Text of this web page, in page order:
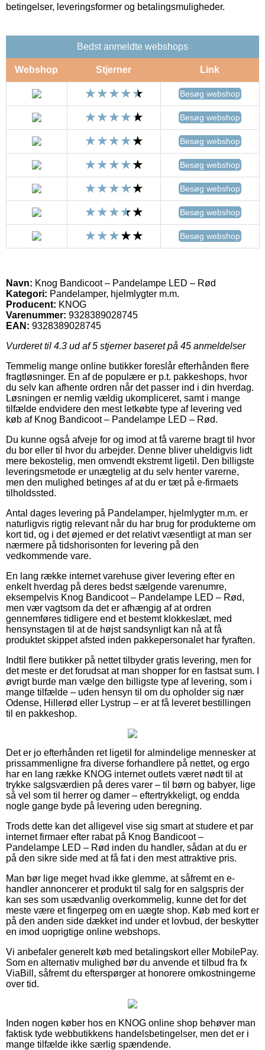
betingelser, leveringsformer og betalingsmuligheder.
Bedst anmeldte webshops
Webshop Stjerner Link
Besøg webshop
Besøg webshop
Besøg webshop
Besøg webshop
Besøg webshop
Besøg webshop
Besøg webshop
Navn: Knog Bandicoot – Pandelampe LED – Rød
Kategori: Pandelamper, hjelmlygter m.m.
Producent: KNOG
Varenummer: 9328389028745
EAN: 9328389028745
Vurderet til 4.3 ud af 5 stjerner baseret på 45 anmeldelser
Temmelig mange online butikker foreslår efterhånden flere
fragtløsninger. En af de populære er p.t. pakkeshops, hvor
du selv kan afhente ordren når det passer ind i din hverdag.
Løsningen er nemlig vældig ukompliceret, samt i mange
tilfælde endvidere den mest letkøbte type af levering ved
køb af Knog Bandicoot – Pandelampe LED – Rød.
Du kunne også afveje for og imod at få varerne bragt til hvor
du bor eller til hvor du arbejder. Denne bliver uheldigvis lidt
mere bekostelig, men omvendt ekstremt ligetil. Den billigste
leveringsmetode er unægtelig at du selv henter varerne,
men den mulighed betinges af at du er tæt på e-firmaets
tilholdssted.
Antal dages levering på Pandelamper, hjelmlygter m.m. er
naturligvis rigtig relevant når du har brug for produkterne om
kort tid, og i det øjemed er det relativt væsentligt at man ser
nærmere på tidshorisonten for levering på den
vedkommende vare.
En lang række internet varehuse giver levering efter en
enkelt hverdag på deres bedst sælgende varenumre,
eksempelvis Knog Bandicoot – Pandelampe LED – Rød,
men vær vagtsom da det er afhængig af at ordren
gennemføres tidligere end et bestemt klokkeslæt, med
hensynstagen til at de højst sandsynligt kan nå at få
produktet skippet afsted inden pakkepersonalet har fyraften.
Indtil flere butikker på nettet tilbyder gratis levering, men for
det meste er det forudsat at man shopper for en fastsat sum. I
øvrigt burde man vælge den billigste type af levering, som i
mange tilfælde – uden hensyn til om du opholder sig nær
Odense, Hillerød eller Lystrup – er at få leveret bestillingen
til en pakkeshop.
Det er jo efterhånden ret ligetil for almindelige mennesker at
prissammenligne fra diverse forhandlere på nettet, og ergo
har en lang række KNOG internet outlets været nødt til at
trykke salgsværdien på deres varer – til børn og babyer, lige
så vel som til herrer og damer – eftertrykkeligt, og endda
nogle gange byde på levering uden beregning.
Trods dette kan det alligevel vise sig smart at studere et par
internet firmaer efter rabat på Knog Bandicoot –
Pandelampe LED – Rød inden du handler, sådan at du er
på den sikre side med at få fat i den mest attraktive pris.
Man bør lige meget hvad ikke glemme, at såfremt en e-
handler annoncerer et produkt til salg for en salgspris der
kan ses som usædvanlig overkommelig, kunne det for det
meste være et fingerpeg om en uægte shop. Køb med kort er
på den anden side dækket ind under et lovbud, der beskytter
en imod uoprigtige online webshops.
Vi anbefaler generelt køb med betalingskort eller MobilePay.
Som en alternativ mulighed bør du anvende et tilbud fra fx
ViaBill, såfremt du efterspørger at honorere omkostningerne
over tid.
Inden nogen køber hos en KNOG online shop behøver man
faktisk tyde webbutikkens handelsbetingelser, men det er i
mange tilfælde ikke særlig spændende.